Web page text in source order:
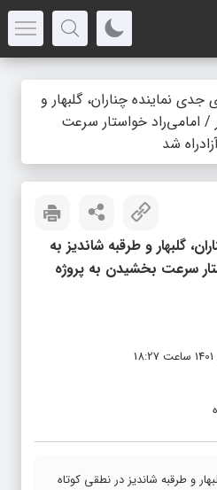
جدی نماینده چناران، گلبهار و
/ امامی‌راد خواستار سرعت
شد
گلبهار و طرقبه شاندیز به
سرعت بخشیدن به پروژه
و طرقبه شاندیز در نطقی کوتاه